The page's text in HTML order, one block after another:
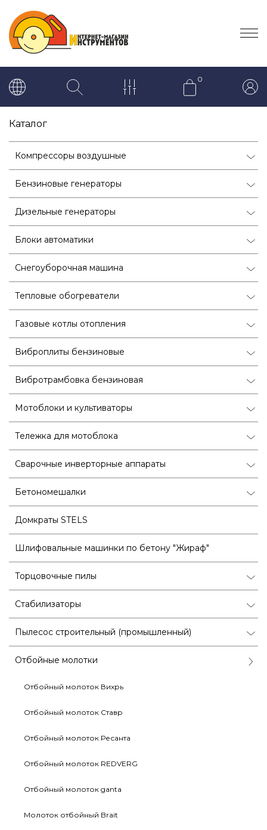
0
Каталог
Компрессоры воздушные
Бензиновые генераторы
Дизельные генераторы
Блоки автоматики
Снегоуборочная машина
Тепловые обогреватели
Газовые котлы отопления
Виброплиты бензиновые
Вибротрамбовка бензиновая
Мотоблоки и культиваторы
Тележка для мотоблока
Сварочные инверторные аппараты
Бетономешалки
Домкраты STELS
Шлифовальные машинки по бетону "Жираф"
Торцовочные пилы
Стабилизаторы
Пылесос строительный (промышленный)
Отбойные молотки
Отбойный молоток Вихрь
Отбойный молоток Ставр
Отбойный молоток Ресанта
Отбойный молоток REDVERG
Отбойный молоток ganta
Молоток отбойный Brait